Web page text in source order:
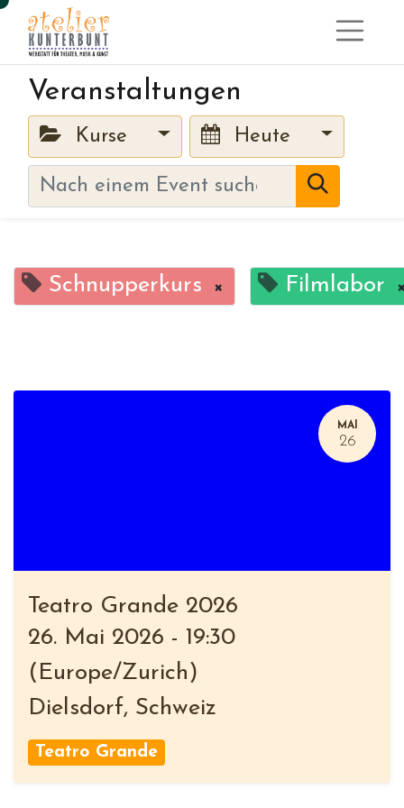
Veranstaltungen
Kurse Heute
Schnupperkurs × Filmlabor
MAI
26
Teatro Grande 2026
26. Mai 2026 - 19:30
( Europe/Zurich )
Dielsdorf, Schweiz
Teatro Grande